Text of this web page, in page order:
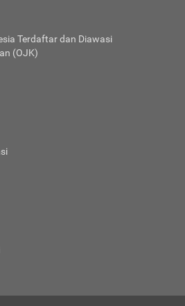
Terdaftar dan Diawasi
(OJK)